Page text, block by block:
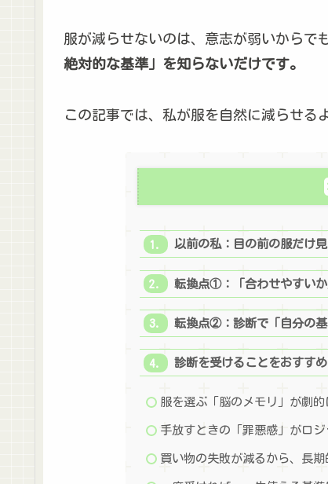
服が減らせないのは、意志が弱いからで
絶対的な基準」を知らないだけです。
この記事では、私が服を自然に減らせる
以前の私：目の前の服だけ
転換点①：「合わせやすい
転換点②：診断で「自分の
診断を受けることをおすす
服を選ぶ「脳のメモリ」が劇的
手放すときの「罪悪感」がロ
買い物の失敗が減るから、長